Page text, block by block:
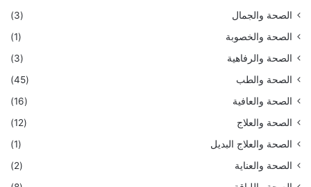
الصحة والجمال
(3)
الصحة والخصوبة
(1)
الصحة والرفاهية
(3)
الصحة والطب
(45)
الصحة والعافية
(16)
الصحة والعلاج
(12)
الصحة والعلاج البديل
(1)
الصحة والعناية
(2)